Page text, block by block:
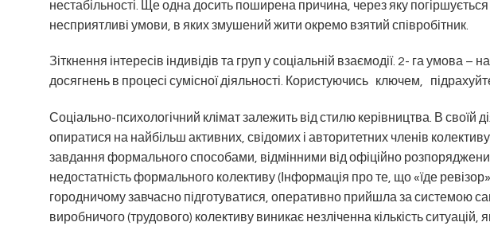
нестабільності. Ще одна досить поширена причина, через яку погіршується
несприятливі умови, в яких змушений жити окремо взятий співробітник.
Зіткнення інтересів індивідів та груп у соціальній взаємодії. 2- га умова –
досягнень в процесі сумісної діяльності. Користуючись ключем, підрахуйте
Соціально-психологічний клімат залежить від стилю керівництва. В своїй
опиратися на найбільш активних, свідомих і авторитетних членів
завдання формального способами, відмінними від офіційно
недостатність формального колективу (Інформація про те, що «їде
городничому завчасно підготуватися, оперативно прийшла за системою
виробничого (трудового) колективу виникає незліченна кількість